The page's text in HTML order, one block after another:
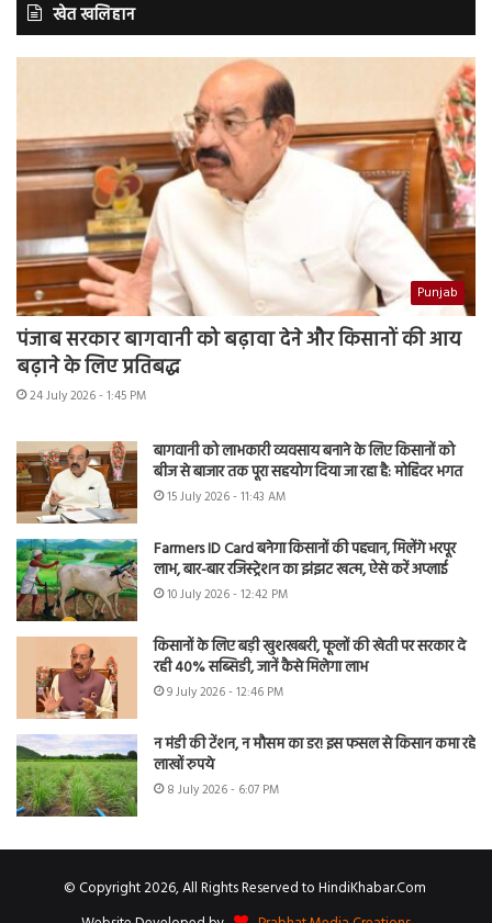
खेत खलिहान
Punjab
पंजाब सरकार बागवानी को बढ़ावा देने और किसानों की आय
बढ़ाने के लिए प्रतिबद्ध
24 July 2026 - 1:45 PM
बागवानी को लाभकारी व्यवसाय बनाने के लिए किसानों को
बीज से बाजार तक पूरा सहयोग दिया जा रहा है: मोहिंदर भगत
15 July 2026 - 11:43 AM
Farmers ID Card बनेगा किसानों की पहचान, मिलेंगे भरपूर
लाभ, बार-बार रजिस्ट्रेशन का झंझट खत्म, ऐसे करें अप्लाई
10 July 2026 - 12:42 PM
किसानों के लिए बड़ी खुशखबरी, फूलों की खेती पर सरकार दे
रही 40% सब्सिडी, जानें कैसे मिलेगा लाभ
9 July 2026 - 12:46 PM
न मंडी की टेंशन, न मौसम का डर! इस फसल से किसान कमा रहे
लाखों रुपये
8 July 2026 - 6:07 PM
© Copyright 2026, All Rights Reserved to HindiKhabar.Com